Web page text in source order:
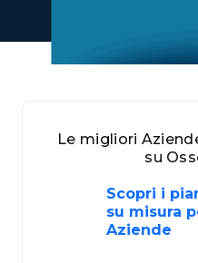
Le migliori
su
Scopri i
su misura
Aziende